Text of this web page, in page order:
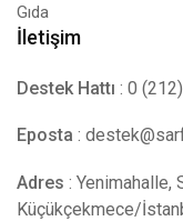
Gıda
İletişim
Destek Hattı : 0
Eposta :
Adres : Yenimahalle,
Küçükçekmece/